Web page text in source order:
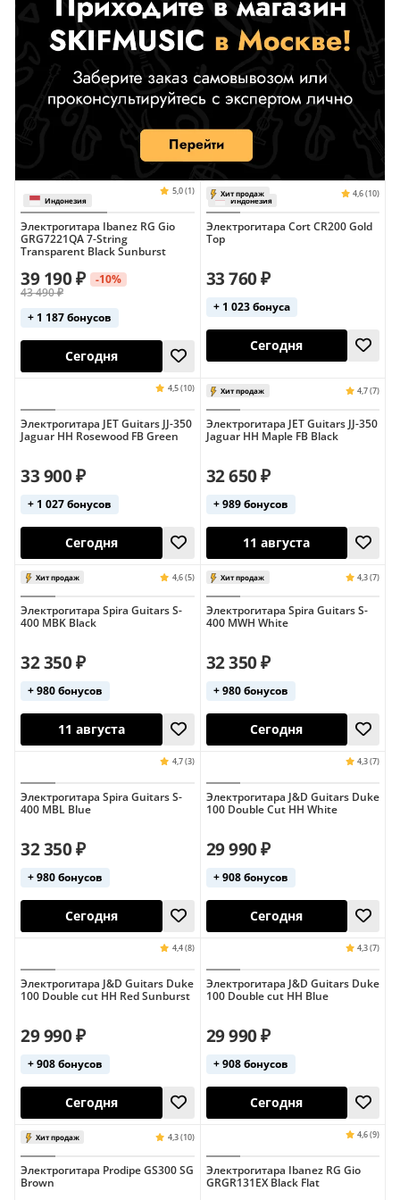
Офсетные
С тремоло
Электрогитара Ibanez RG Gio
GRG7221QA 7-String
Transparent Black Sunburst
Индонезия
39 190 ₽
-10%
43 490 ₽
+ 1 187 бонусов
Сегодня
Хит продаж
Электрогитара Cort CR200 Gold
Top
Индонезия
33 760 ₽
+ 1 023 бонуса
4,5 (10)
Электрогитара JET Guitars JJ-350
Jaguar HH Rosewood FB Green
33 900 ₽
+ 1 027 бонусов
Сегодня
Электрогитара JET Guitars JJ-350
Jaguar HH Maple FB Black
32 650 ₽
+ 989 бонусов
11 августа
Электрогитара Spira Guitars S-
400 MBK Black
32 350 ₽
+ 980 бонусов
Электрогитара Spira Guitars S-
400 MWH White
32 350 ₽
+ 980 бонусов
Электрогитара Spira Guitars S-
400 MBL Blue
32 350 ₽
+ 980 бонусов
Электрогитара J&D Guitars Duke
100 Double Cut HH White
29 990 ₽
+ 908 бонусов
Электрогитара J&D Guitars Duke
100 Double cut HH Red Sunburst
29 990 ₽
+ 908 бонусов
Электрогитара J&D Guitars Duke
100 Double cut HH Blue
29 990 ₽
+ 908 бонусов
Электрогитара Prodipe GS300 SG
Brown
Электрогитара Ibanez RG Gio
GRGR131EX Black Flat